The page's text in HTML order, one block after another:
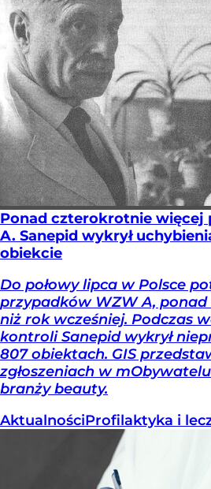
Ponad czterokrotnie więcej
A. Sanepid wykrył
obiekcie
Do połowy lipca w Polsce
przypadków WZW A,
niż rok wcześniej. Podczas
kontroli Sanepid wykrył
807 obiektach. GIS
zgłoszeniach w
branży beauty.
AktualnościProfilaktyka i